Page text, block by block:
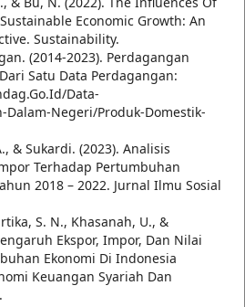
Economic Growth: An
Sustainability.
(2014-2023). Perdagangan
Satu Data Perdagangan:
Data-
Negeri/Produk-Domestik-
& Sukardi. (2023). Analisis
Terhadap Pertumbuhan
2018 – 2022. Jurnal Ilmu Sosial
S. N., Khasanah, U., &
Ekspor, Impor, Dan Nilai
Ekonomi Di Indonesia
Keuangan Syariah Dan